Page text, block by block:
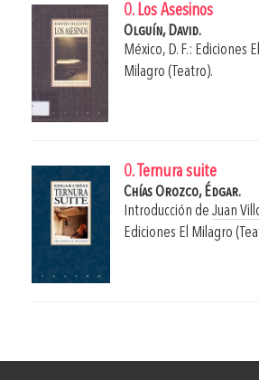
0. Los Asesinos
Olguín, David.
México, D. F.: Ediciones El
Milagro (Teatro).
0. Ternura suite
Chías Orozco, Édgar.
Introducción de Juan
Ediciones El Milagro